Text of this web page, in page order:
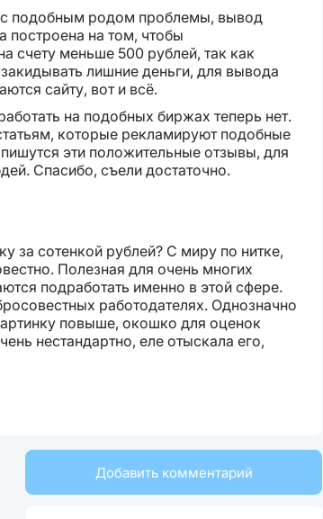
с подобным родом проблемы, вывод
построена на том, чтобы
счету меньше 500 рублей, так как
лишние деньги, для вывода
сайту, вот и всё.
на подобных биржах теперь нет.
которые рекламируют подобные
эти положительные отзывы, для
Спасибо, съели достаточно.
за сотенкой рублей? С миру по нитке,
Полезная для очень многих
подработать именно в этой сфере.
работодателях. Однозначно
повыше, окошко для оценок
нестандартно, еле отыскала его,
Добавить комментарий